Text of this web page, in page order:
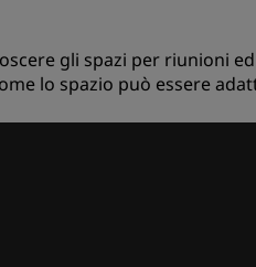
gli spazi per riunioni
lo spazio può essere